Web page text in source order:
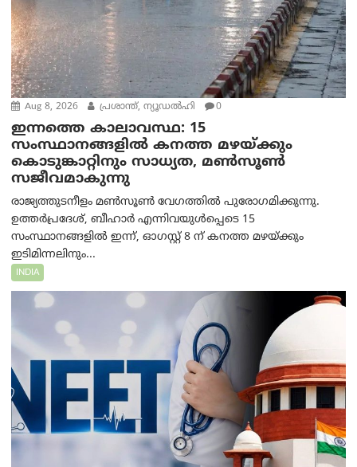
Aug 8, 2026 പ്രശാന്ത്, ന്യൂഡല്‍ഹി 0
ഇന്നത്തെ കാലാവസ്ഥ: 15
സംസ്ഥാനങ്ങളിൽ കനത്ത മഴയ്ക്കും
കൊടുങ്കാറ്റിനും സാധ്യത, മൺസൂൺ
സജീവമാകുന്നു
രാജ്യത്തുടനീളം മൺസൂൺ വേഗത്തിൽ പുരോഗമിക്കുന്നു.
ഉത്തർപ്രദേശ്, ബീഹാർ എന്നിവയുൾപ്പെടെ 15
സംസ്ഥാനങ്ങളിൽ ഇന്ന്, ഓഗസ്റ്റ് 8 ന് കനത്ത മഴയ്ക്കും
ഇടിമിന്നലിനും...
INDIA